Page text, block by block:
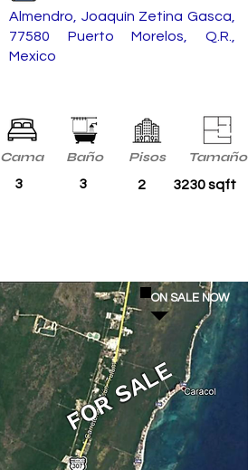
Almendro, Joaquín Zetina Gasca,
77580 Puerto Morelos, Q.R.,
Mexico
Cama Baño Pisos Tamaño
3 3 2 3230 sqft
ON SALE NOW
FOR SALE